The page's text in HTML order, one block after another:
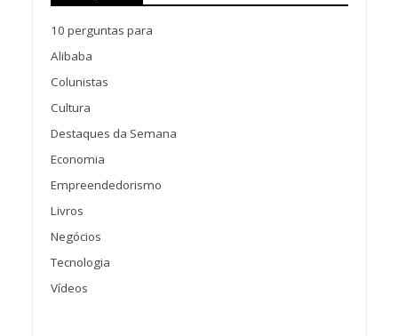
10 perguntas para
Alibaba
Colunistas
Cultura
Destaques da Semana
Economia
Empreendedorismo
Livros
Negócios
Tecnologia
Vídeos